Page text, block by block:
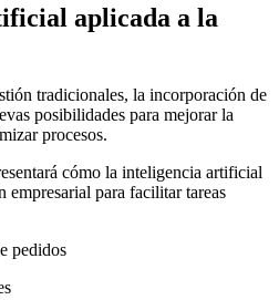
aplicada a la
tradicionales, la incorporación de
posibilidades para mejorar la
procesos.
cómo la inteligencia artificial
empresarial para facilitar tareas
pedidos